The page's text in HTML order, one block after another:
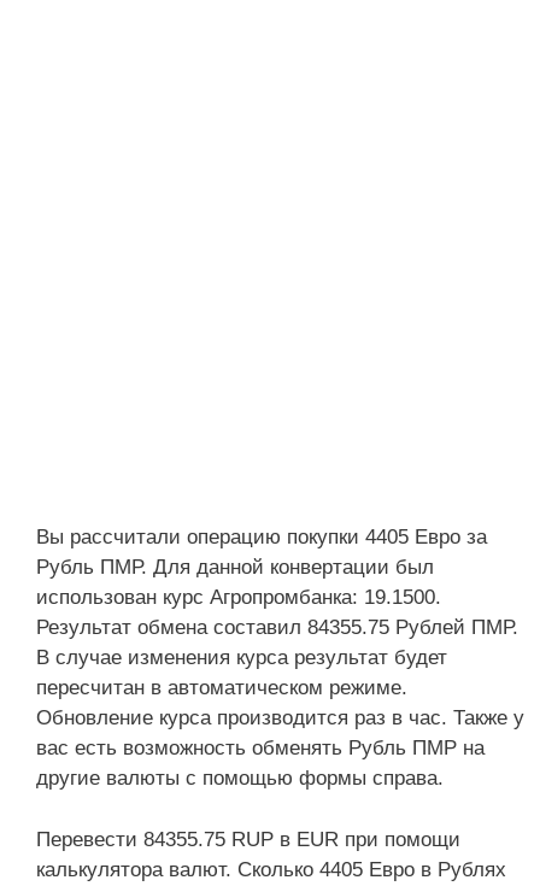
Вы рассчитали операцию покупки 4405 Евро за
Рубль ПМР. Для данной конвертации был
использован курс Агропромбанка: 19.1500.
Результат обмена составил 84355.75 Рублей ПМР.
В случае изменения курса результат будет
пересчитан в автоматическом режиме.
Обновление курса производится раз в час. Также у
вас есть возможность обменять Рубль ПМР на
другие валюты с помощью формы справа.
Перевести 84355.75 RUP в EUR при помощи
калькулятора валют. Сколько 4405 Евро в Рублях